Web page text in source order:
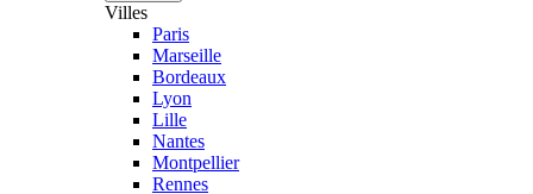
Villes
Paris
Marseille
Bordeaux
Lyon
Lille
Nantes
Montpellier
Rennes